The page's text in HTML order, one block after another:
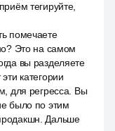
тегируйте,
помечаете
Это на самом
вы разделяете
категории
для регресса. Вы
было по этим
Дальше